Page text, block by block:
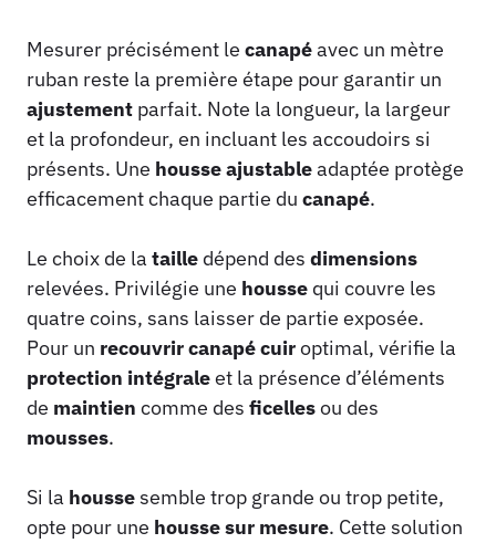
Mesurer précisément le canapéavec un mètre
ruban reste la première étape pour garantir un
ajustement parfait. Note la longueur, la largeur
et la profondeur, en incluant les accoudoirs si
présents. Une housseajustableadaptée protège
efficacement chaque partie du canapé.
Le choix de la taille dépend des dimensions
relevées. Privilégie une housse qui couvre les
quatre coins, sans laisser de partie exposée.
Pour un recouvrir canapé cuiroptimal, vérifie la
protection intégraleet la présence d’éléments
de maintien comme des ficellesou des
mousses.
Si la houssesemble trop grande ou trop petite,
opte pour une houssesur mesure. Cette solution